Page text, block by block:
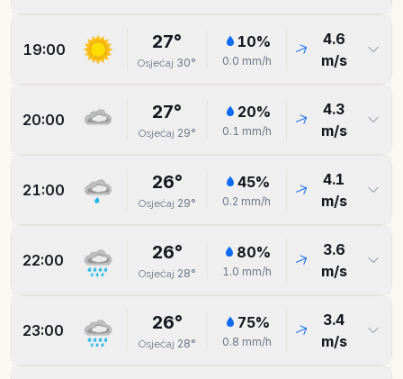
19:00 27°
Osjećaj 30°
10%
0.0 mm/h
4.6
m/s
20:00 27°
Osjećaj 29°
20%
0.1 mm/h
4.3
m/s
21:00 26°
Osjećaj 29°
45%
0.2 mm/h
4.1
m/s
22:00 26°
Osjećaj 28°
80%
1.0 mm/h
3.6
m/s
23:00 26°
Osjećaj 28°
75%
0.8 mm/h
3.4
m/s